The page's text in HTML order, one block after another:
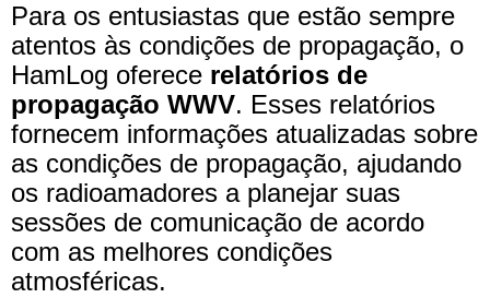
Para os entusiastas que estão sempre
atentos às condições de propagação, o
HamLog oferece relatórios de
propagação WWV. Esses relatórios
fornecem informações atualizadas sobre
as condições de propagação, ajudando
os radioamadores a planejar suas
sessões de comunicação de acordo
com as melhores condições
atmosféricas.